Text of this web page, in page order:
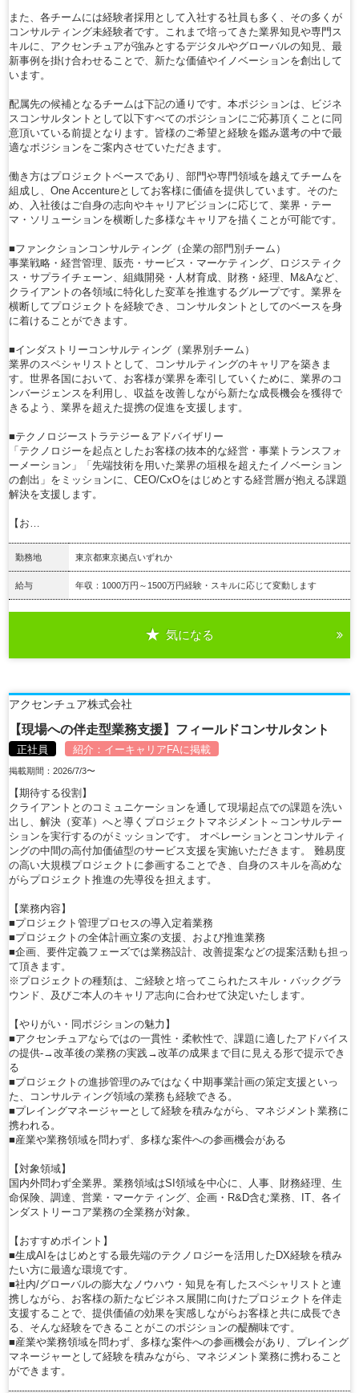
また、各チームには経験者採用として入社する社員も多く、その多くが
コンサルティング未経験者です。これまで培ってきた業界知見や専門ス
キルに、アクセンチュアが強みとするデジタルやグローバルの知見、最
新事例を掛け合わせることで、新たな価値やイノベーションを創出して
います。
配属先の候補となるチームは下記の通りです。本ポジションは、ビジネ
スコンサルタントとして以下すべてのポジションにご応募頂くことに同
意頂いている前提となります。皆様のご希望と経験を鑑み選考の中で最
適なポジションをご案内させていただきます。
働き方はプロジェクトベースであり、部門や専門領域を越えてチームを
組成し、One Accentureとしてお客様に価値を提供しています。そのた
め、入社後はご自身の志向やキャリアビジョンに応じて、業界・テー
マ・ソリューションを横断した多様なキャリアを描くことが可能です。
■ファンクションコンサルティング（企業の部門別チーム）
事業戦略・経営管理、販売・サービス・マーケティング、ロジスティク
ス・サプライチェーン、組織開発・人材育成、財務・経理、M&Aなど、
クライアントの各領域に特化した変革を推進するグループです。業界を
横断してプロジェクトを経験でき、コンサルタントとしてのベースを身
に着けることができます。
■インダストリーコンサルティング（業界別チーム）
業界のスペシャリストとして、コンサルティングのキャリアを築きま
す。世界各国において、お客様が業界を牽引していくために、業界のコ
ンバージェンスを利用し、収益を改善しながら新たな成長機会を獲得で
きるよう、業界を超えた提携の促進を支援します。
■テクノロジーストラテジー＆アドバイザリー
「テクノロジーを起点としたお客様の抜本的な経営・事業トランスフォ
ーメーション」「先端技術を用いた業界の垣根を超えたイノベーション
の創出」をミッションに、CEO/CxOをはじめとする経営層が抱える課題
解決を支援します。
【お…
勤務地 東京都東京拠点いずれか
給与 年収：1000万円～1500万円経験・スキルに応じて変動します
気になる
アクセンチュア株式会社
【現場への伴走型業務支援】フィールドコンサルタント
正社員 紹介： イーキャリアFAに掲載
掲載期間：2026/7/3〜
【期待する役割】
クライアントとのコミュニケーションを通して現場起点での課題を洗い
出し、解決（変革）へと導くプロジェクトマネジメント～コンサルテー
ションを実行するのがミッションです。 オペレーションとコンサルティ
ングの中間の高付加価値型のサービス支援を実施いただきます。 難易度
の高い大規模プロジェクトに参画することでき、自身のスキルを高めな
がらプロジェクト推進の先導役を担えます。
【業務内容】
■プロジェクト管理プロセスの導入定着業務
■プロジェクトの全体計画立案の支援、および推進業務
■企画、要件定義フェーズでは業務設計、改善提案などの提案活動も担っ
て頂きます。
※プロジェクトの種類は、ご経験と培ってこられたスキル・バックグラ
ウンド、及びご本人のキャリア志向に合わせて決定いたします。
【やりがい・同ポジションの魅力】
■アクセンチュアならではの一貫性・柔軟性で、課題に適したアドバイス
の提供-→改革後の業務の実践→改革の成果まで目に見える形で提示でき
る
■プロジェクトの進捗管理のみではなく中期事業計画の策定支援といっ
た、コンサルティング領域の業務も経験できる。
■プレイングマネージャーとして経験を積みながら、マネジメント業務に
携われる。
■産業や業務領域を問わず、多様な案件への参画機会がある
【対象領域】
国内外問わず全業界。業務領域はSI領域を中心に、人事、財務経理、生
命保険、調達、営業・マーケティング、企画・R&D含む業務、IT、各イ
ンダストリーコア業務の全業務が対象。
【おすすめポイント】
■生成AIをはじめとする最先端のテクノロジーを活用したDX経験を積み
たい方に最適な環境です。
■社内/グローバルの膨大なノウハウ・知見を有したスペシャリストと連
携しながら、お客様の新たなビジネス展開に向けたプロジェクトを伴走
支援することで、提供価値の効果を実感しながらお客様と共に成長でき
る、そんな経験をできることがこのポジションの醍醐味です。
■産業や業務領域を問わず、多様な案件への参画機会があり、プレイング
マネージャーとして経験を積みながら、マネジメント業務に携わること
ができます。